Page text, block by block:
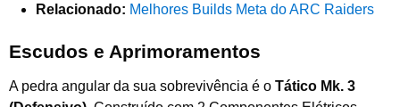
Relacionado: Melhores Builds Meta do ARC Raiders
Escudos e Aprimoramentos
A pedra angular da sua sobrevivência é o Tático Mk. 3